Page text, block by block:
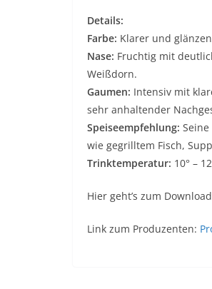
Details:
Farbe: Klarer und
Nase: Fruchtig mit
Weißdorn.
Gaumen: Intensiv mit
sehr anhaltender
Speiseempfehlung:
wie gegrilltem Fisch,
Trinktemperatur: 10° –
Hier geht’s zum
Link zum Produzenten: